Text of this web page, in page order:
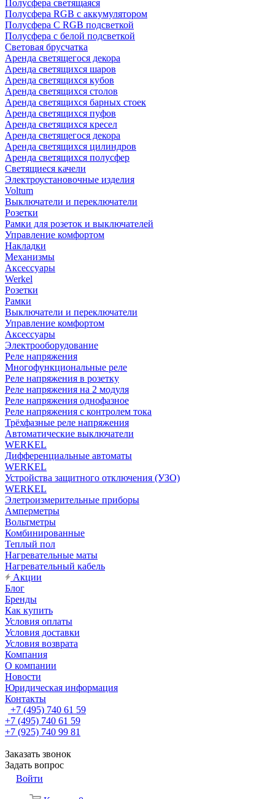
Полусфера светящаяся
Полусфера RGB с аккумулятором
Полусфера С RGB подсветкой
Полусфера с белой подсветкой
Световая брусчатка
Аренда светящегося декора
Аренда светящихся шаров
Аренда светящихся кубов
Аренда светящихся столов
Аренда светящихся барных стоек
Аренда светящихся пуфов
Аренда светящихся кресел
Аренда светящегося декора
Аренда светящихся цилиндров
Аренда светящихся полусфер
Светящиеся качели
Электроустановочные изделия
Voltum
Выключатели и переключатели
Розетки
Рамки для розеток и выключателей
Управление комфортом
Накладки
Механизмы
Аксессуары
Werkel
Розетки
Рамки
Выключатели и переключатели
Управление комфортом
Аксессуары
Электрооборудование
Реле напряжения
Многофункциональные реле
Реле напряжения в розетку
Реле напряжения на 2 модуля
Реле напряжения однофазное
Реле напряжения с контролем тока
Трёхфазные реле напряжения
Автоматические выключатели
WERKEL
Дифференциальные автоматы
WERKEL
Устройства защитного отключения (УЗО)
WERKEL
Элетроизмерительные приборы
Амперметры
Вольтметры
Комбинированные
Теплый пол
Нагревательные маты
Нагревательный кабель
Акции
Блог
Бренды
Как купить
Условия оплаты
Условия доставки
Условия возврата
Компания
О компании
Новости
Юридическая информация
Контакты
+7 (495) 740 61 59
+7 (495) 740 61 59
+7 (925) 740 99 81
Заказать звонок
Задать вопрос
Войти